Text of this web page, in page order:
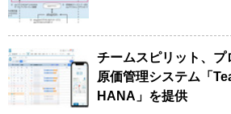
チームスピリット、プ
原価管理システム「
HANA」を提供